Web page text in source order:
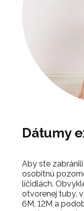
Dátumy
Aby ste
osobitnú
líčidlách.
otvorenej tuby,
6M, 12M a